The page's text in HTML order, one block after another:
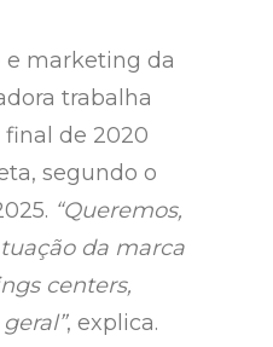
e marketing da
trabalha
de 2020
segundo o
“Queremos,
da marca
centers,
, explica.